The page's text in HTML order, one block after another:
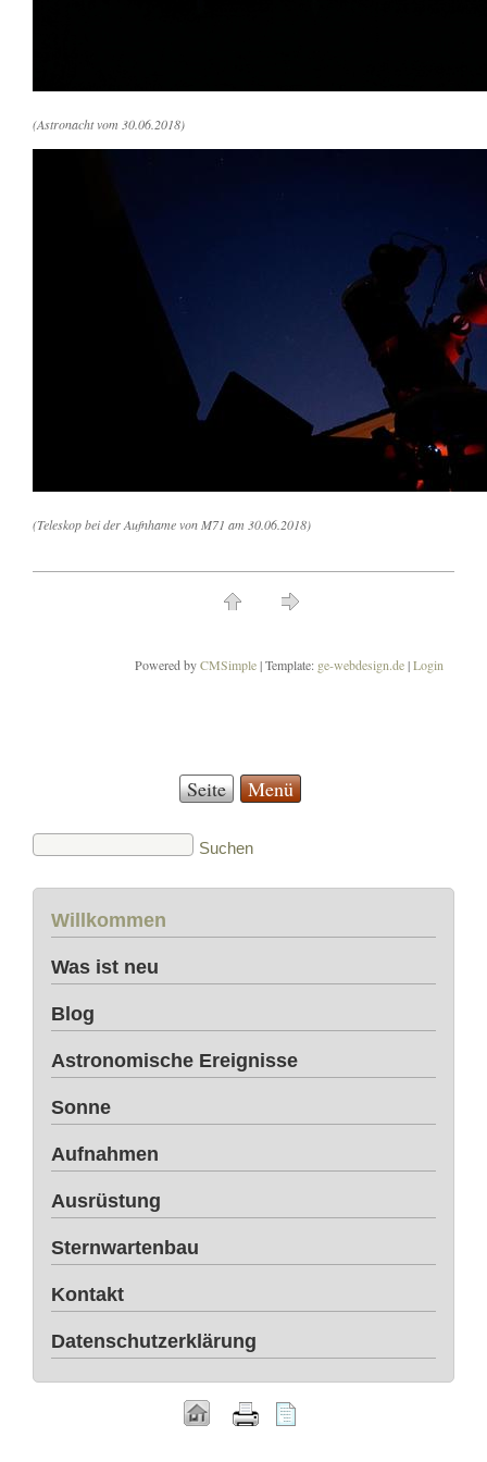
(Astronacht vom 30.06.2018)
(Teleskop bei der Aufnhame von M71 am 30.06.2018)
Powered byCMSimple| Template: ge-webdesign.de|Login
Seite Menü
Willkommen
Was ist neu
Blog
Astronomische Ereignisse
Sonne
Aufnahmen
Ausrüstung
Sternwartenbau
Kontakt
Datenschutzerklärung